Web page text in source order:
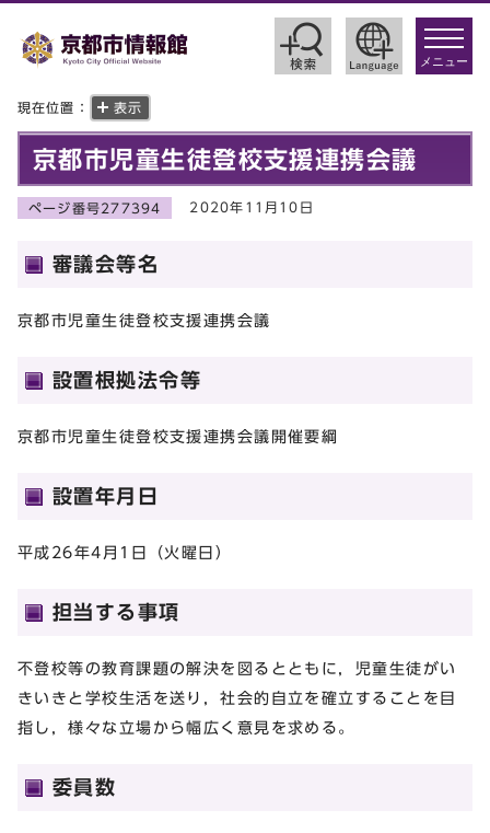
toggle
メニュー
現在位置： 表示
京都市児童生徒登校支援連携会議
ページ番号277394 2020年11月10日
審議会等名
京都市児童生徒登校支援連携会議
設置根拠法令等
京都市児童生徒登校支援連携会議開催要綱
設置年月日
平成26年4月1日（火曜日）
担当する事項
不登校等の教育課題の解決を図るとともに，児童生徒がい
きいきと学校生活を送り，社会的自立を確立することを目
指し，様々な立場から幅広く意見を求める。
委員数